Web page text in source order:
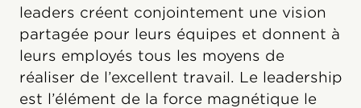
leaders créent conjointement une vision
partagée pour leurs équipes et donnent à
leurs employés tous les moyens de
réaliser de l’excellent travail. Le leadership
est l’élément de la force magnétique le